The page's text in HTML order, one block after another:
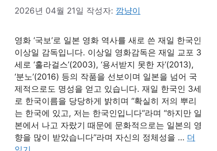
2026년 04월 21일 작성자: 깜냥이
영화 ‘국보’로 일본 영화 역사를 새로 쓴 재일 한국인
이상일 감독입니다. 이상일 영화감독은 재일 교포 3
세로 ‘훌라걸스’(2003), ‘용서받지 못한 자’(2013),
‘분노’(2016) 등의 작품을 선보이며 일본을 넘어 국
제적으로도 명성을 얻고 있습니다. 재일 한국인 3세
로 한국이름을 당당하게 밝히며 “확실히 저의 뿌리
는 한국에 있고, 저는 한국인입니다”라며 “하지만 일
본에서 나고 자랐기 때문에 문화적으로는 일본의 영
향을 많이 받았습니다”라며 자신의 정체성을 … 더